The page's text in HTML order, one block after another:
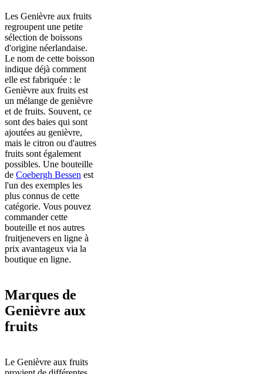
Les Genièvre aux fruits
regroupent une petite
sélection de boissons
d'origine néerlandaise.
Le nom de cette boisson
indique déjà comment
elle est fabriquée : le
Genièvre aux fruits est
un mélange de genièvre
et de fruits. Souvent, ce
sont des baies qui sont
ajoutées au genièvre,
mais le citron ou d'autres
fruits sont également
possibles. Une bouteille
de Coebergh Bessen est
l'un des exemples les
plus connus de cette
catégorie. Vous pouvez
commander cette
bouteille et nos autres
fruitjenevers en ligne à
prix avantageux via la
boutique en ligne.
Marques de
Genièvre aux
fruits
Le Genièvre aux fruits